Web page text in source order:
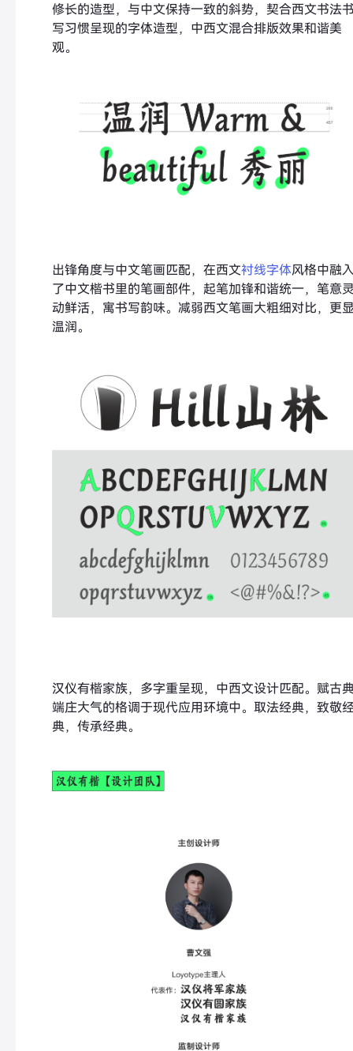
修长的造型，与中文保持一致的斜势，契合西文书法
写习惯呈现的字体造型，中西文混合排版效果和谐美
观。
出锋角度与中文笔画匹配，在西文衬线字体风格中融
了中文楷书里的笔画部件，起笔加锋和谐统一，笔意
动鲜活，寓书写韵味。减弱西文笔画大粗细对比，更
温润。
汉仪有楷家族，多字重呈现，中西文设计匹配。赋古
端庄大气的格调于现代应用环境中。取法经典，致敬
典，传承经典。